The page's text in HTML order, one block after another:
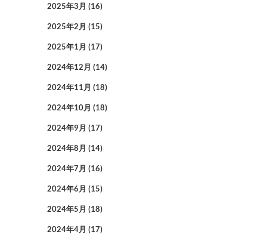
2025年3月 (16)
2025年2月 (15)
2025年1月 (17)
2024年12月 (14)
2024年11月 (18)
2024年10月 (18)
2024年9月 (17)
2024年8月 (14)
2024年7月 (16)
2024年6月 (15)
2024年5月 (18)
2024年4月 (17)